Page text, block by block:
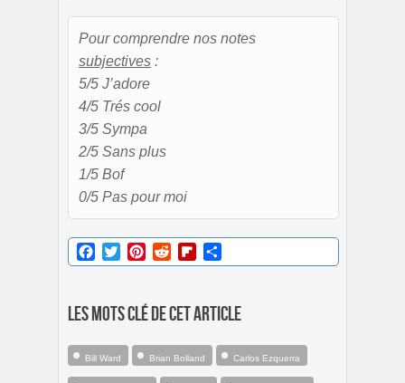
Pour comprendre nos notes
subjectives :
5/5 J’adore
4/5 Trés cool
3/5 Sympa
2/5 Sans plus
1/5 Bof
0/5 Pas pour moi
Facebook
TwitterPinterestRedditFlipboard
Les mots clé de cet article
Bill Ward Brian Bolland Carlos Ezquerra